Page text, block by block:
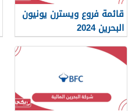
قائمة فروع ويسترن يونيون
البحرين 2024